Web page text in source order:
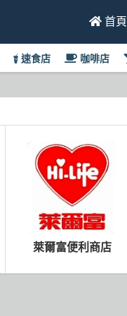
首頁
速食店 咖啡店
萊爾富便利商店